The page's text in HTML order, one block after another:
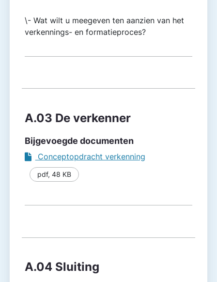
\- Wat wilt u meegeven ten aanzien van het
verkennings- en formatieproces?
A.03 De verkenner
Bijgevoegde documenten
Conceptopdracht verkenning
pdf, 48 KB
A.04 Sluiting